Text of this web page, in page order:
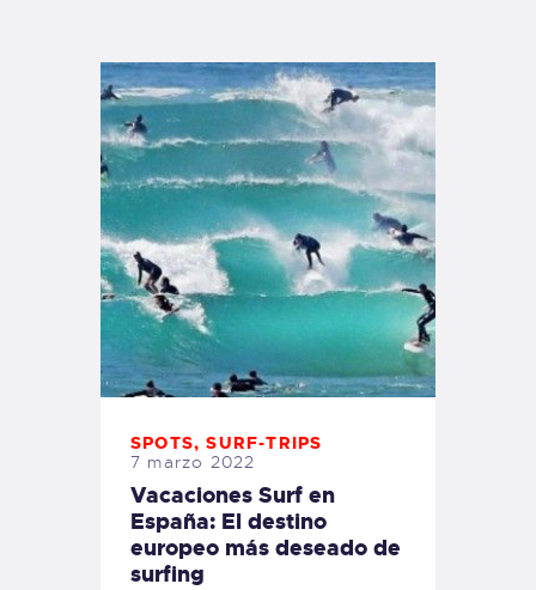
PEDIDOS
SPOTS,SURF-TRIPS
7 marzo 2022
Vacaciones Surf en
España: El destino
europeo más deseado de
surfing